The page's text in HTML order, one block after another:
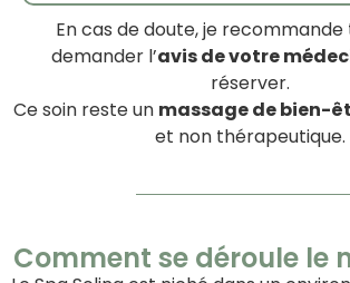
En cas de doute, je recommande
demander l’avis de votre
réserver.
Ce soin reste un massage de bien-
et non thérapeutique.
Comment se déroule le